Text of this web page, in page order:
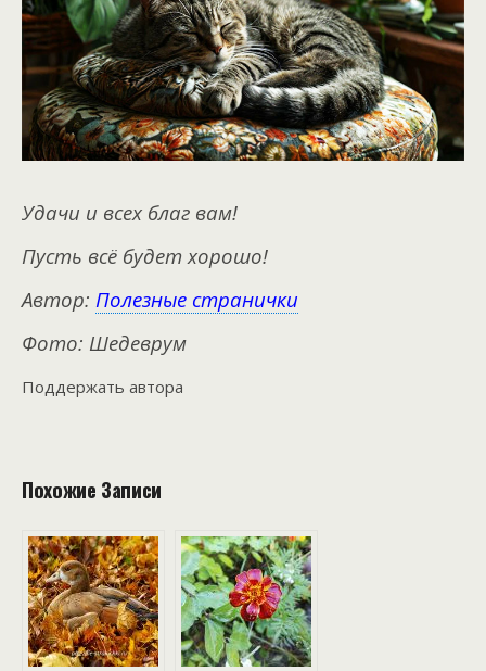
Удачи и всех благ вам!
Пусть всё будет хорошо!
Автор: Полезные странички
Фото: Шедеврум
Поддержать автора
Похожие Записи